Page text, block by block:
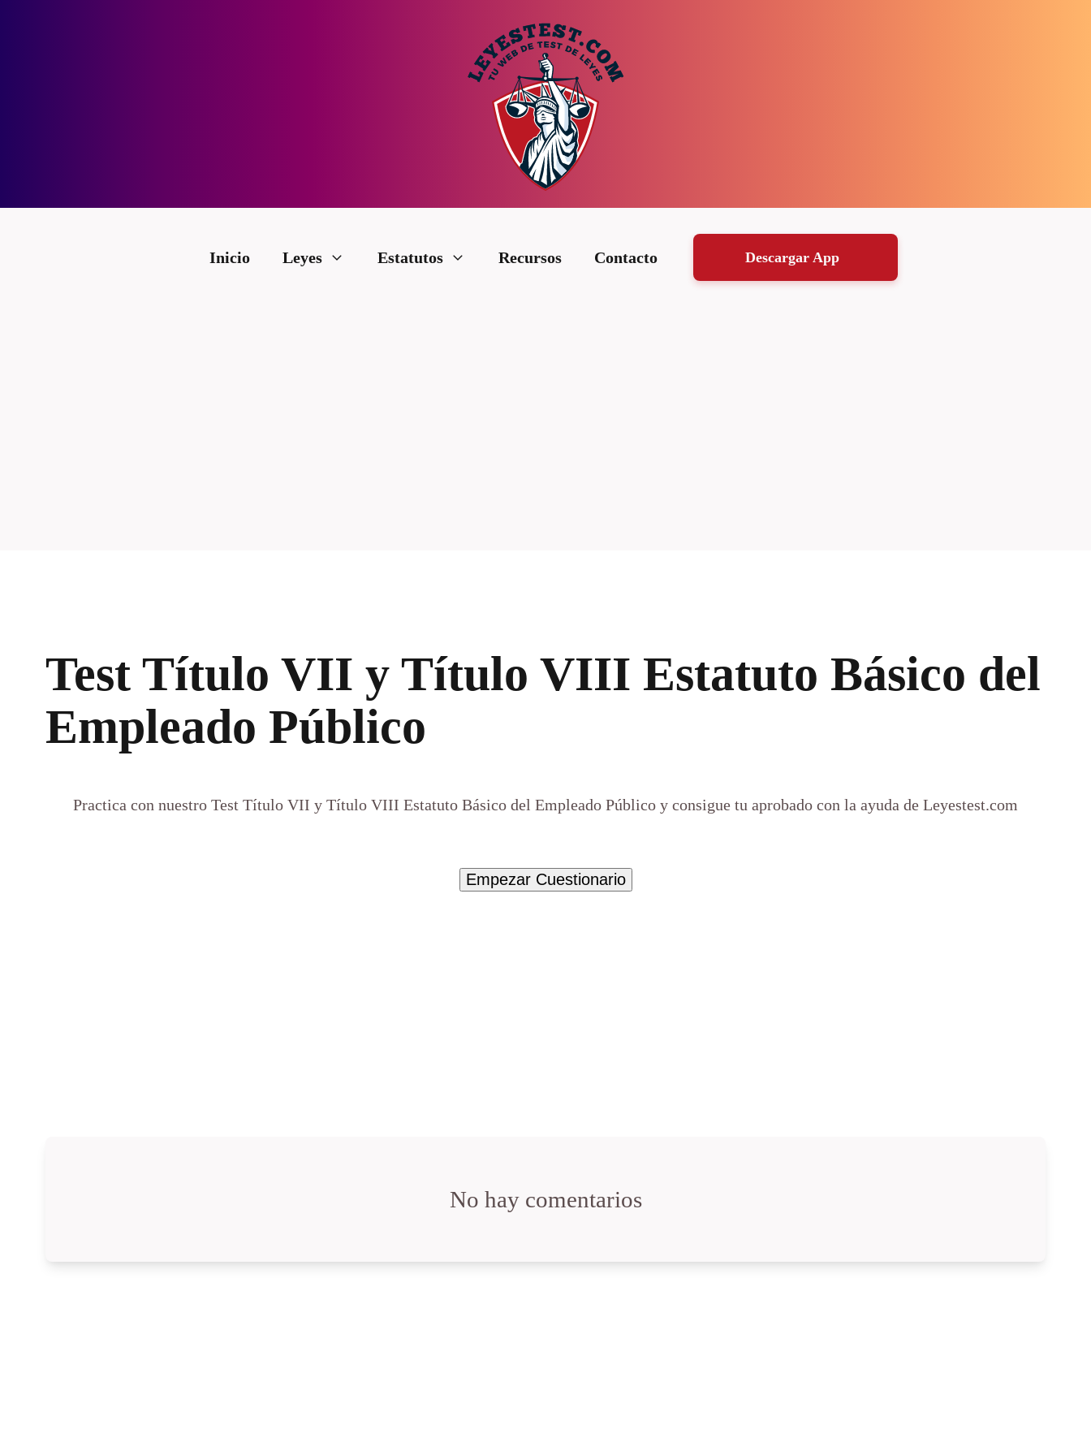
Inicio Leyes Estatutos Recursos Contacto Descargar App
Test Título VII y Título VIII Estatuto Básico del
Empleado Público
Practica con nuestro Test Título VII y Título VIII Estatuto Básico del Empleado Público y consigue tu aprobado con la ayuda de Leyestest.com
No hay comentarios